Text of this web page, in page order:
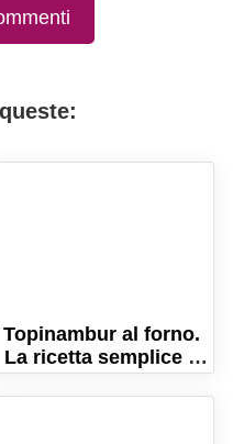
Topinambur al forno.
La ricetta semplice e
versatile!